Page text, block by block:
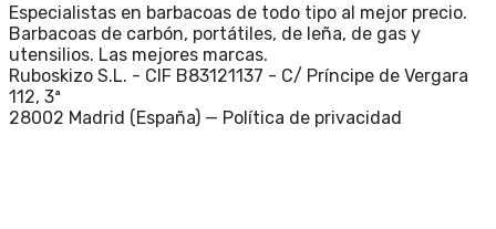
Especialistas en barbacoas de todo tipo al mejor precio.
Barbacoas de carbón, portátiles, de leña, de gas y
utensilios. Las mejores marcas.
Ruboskizo S.L. - CIF B83121137 - C/ Príncipe de Vergara
112, 3ª
28002 Madrid (España) — Política de privacidad